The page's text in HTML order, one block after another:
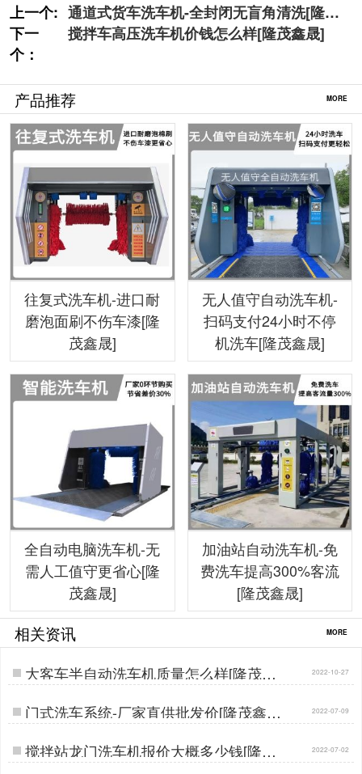
上一个: 通道式货车洗车机-全封闭无盲角清洗[隆茂
鑫晟]
下一
个：
搅拌车高压洗车机价钱怎么样[隆茂鑫晟]
产品推荐 MORE
往复式洗车机-进口耐
磨泡面刷不伤车漆[隆
茂鑫晟]
无人值守自动洗车机-
扫码支付24小时不停
机洗车[隆茂鑫晟]
全自动电脑洗车机-无
需人工值守更省心[隆
茂鑫晟]
加油站自动洗车机-免
费洗车提高300%客流
[隆茂鑫晟]
相关资讯 MORE
大客车半自动洗车机质量怎么样[隆茂鑫
晟]…
2022-10-27
门式洗车系统-厂家直供批发价[隆茂鑫
晟]…
2022-07-09
搅拌站龙门洗车机报价大概多少钱[隆茂
鑫晟]…
2022-07-02